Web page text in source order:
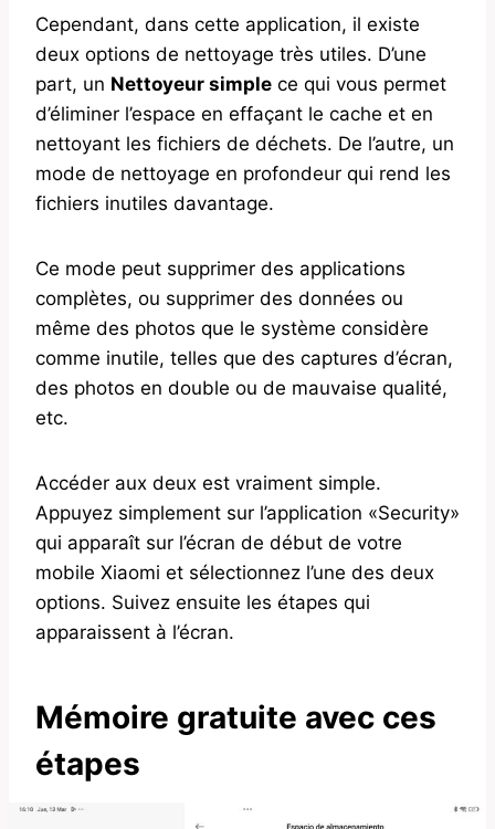
Cependant, dans cette application, il existe
deux options de nettoyage très utiles. D’une
part, un Nettoyeur simple ce qui vous permet
d’éliminer l’espace en effaçant le cache et en
nettoyant les fichiers de déchets. De l’autre, un
mode de nettoyage en profondeur qui rend les
fichiers inutiles davantage.
Ce mode peut supprimer des applications
complètes, ou supprimer des données ou
même des photos que le système considère
comme inutile, telles que des captures d’écran,
des photos en double ou de mauvaise qualité,
etc.
Accéder aux deux est vraiment simple.
Appuyez simplement sur l’application «Security»
qui apparaît sur l’écran de début de votre
mobile Xiaomi et sélectionnez l’une des deux
options. Suivez ensuite les étapes qui
apparaissent à l’écran.
Mémoire gratuite avec ces
étapes